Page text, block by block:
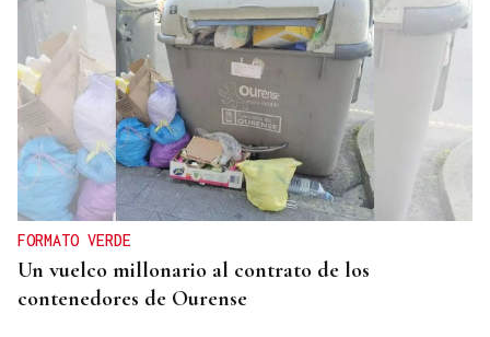
FORMATO VERDE
Un vuelco millonario al contrato de los
contenedores de Ourense